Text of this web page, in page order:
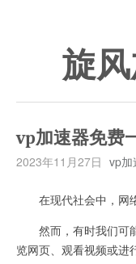
旋
vp加速器免费
2023年11月27日 vp加
在现代社会中，网络
然而，有时我们可能
览网页、观看视频或进